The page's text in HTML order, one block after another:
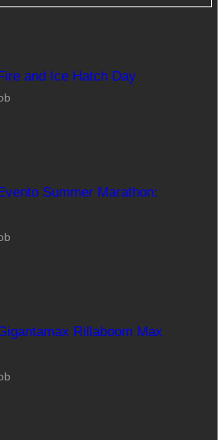
and Ice Hatch Day
Summer Marathon:
Rillaboom Max